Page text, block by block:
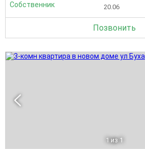
Собственник 20.06
Позвонить
1 из 1